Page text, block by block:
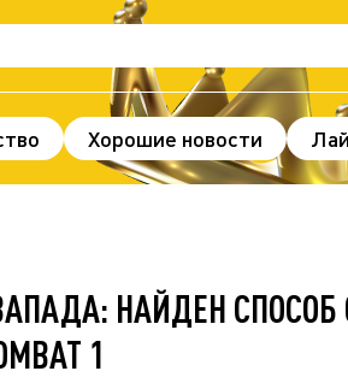
Хорошие новости
и факты
Происшествия
НАЙДЕН СПОСОБ
1